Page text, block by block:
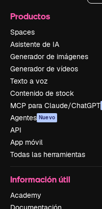
Productos
Spaces
Asistente de IA
Generador de imágenes
Generador de vídeos
Texto a voz
Contenido de stock
MCP para Claude/ChatGPT
Agentes Nuevo
API
App móvil
Todas las herramientas
Información útil
Academy